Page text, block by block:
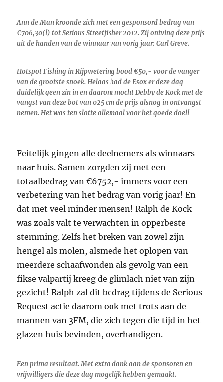
Ann de Man kroonde zich met een gesponsord bedrag van
€706,30(!) tot Serious Streetfisher 2012. Zij ontving deze prijs
uit de handen van de winnaar van vorig jaar: Carl Greve.
Hotspot Fishing in Rijpwetering bood €50,- voor de vanger
van de grootste snoek. Helaas had de Esox er deze dag
duidelijk geen zin in en daarom mocht Debby de Kock met de
vangst van deze bot van 025 cm de prijs alsnog in ontvangst
nemen. Het was ten slotte allemaal voor het goede doel!
Feitelijk gingen alle deelnemers als winnaars
naar huis. Samen zorgden zij met een
totaalbedrag van €6752,- immers voor een
verbetering van het bedrag van vorig jaar! En
dat met veel minder mensen! Ralph de Kock
was zoals valt te verwachten in opperbeste
stemming. Zelfs het breken van zowel zijn
hengel als molen, alsmede het oplopen van
meerdere schaafwonden als gevolg van een
fikse valpartij kreeg de glimlach niet van zijn
gezicht! Ralph zal dit bedrag tijdens de Serious
Request actie daarom ook met trots aan de
mannen van 3FM, die zich tegen die tijd in het
glazen huis bevinden, overhandigen.
Een prima resultaat. Met extra dank aan de sponsoren en
vrijwilligers die deze dag mogelijk hebben gemaakt.